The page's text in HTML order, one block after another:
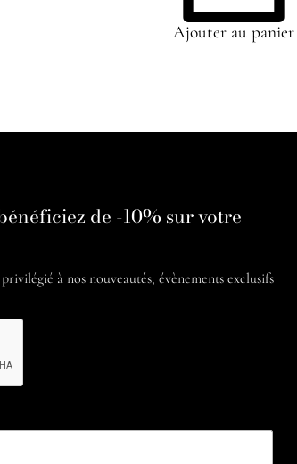
Ajouter au panier
de -10% sur votre
à nos nouveautés, évènements exclusifs